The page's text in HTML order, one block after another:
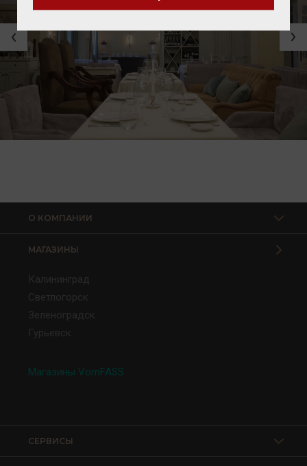
О КОМПАНИИ
МАГАЗИНЫ
Калининград
Светлогорск
Зеленоградск
Гурьевск
Магазины VomFASS
СЕРВИСЫ